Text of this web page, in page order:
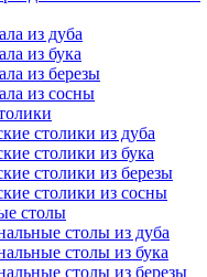
из дуба
из бука
из березы
из сосны
столики из дуба
столики из бука
столики из березы
столики из сосны
столы
столы из дуба
столы из бука
столы из березы